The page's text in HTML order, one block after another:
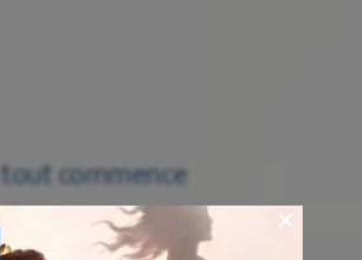
tout commence
au